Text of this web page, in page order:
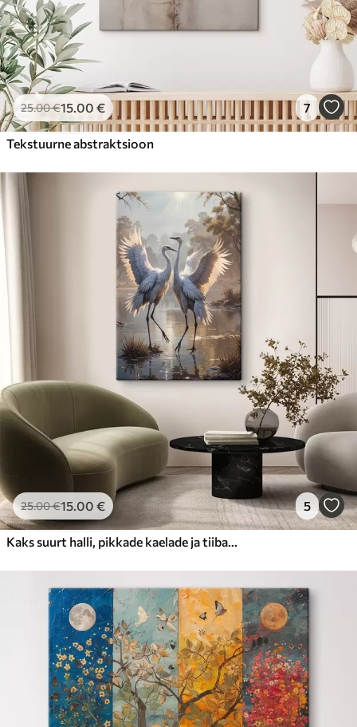
25.00€15.00 € 7
Tekstuurne abstraktsioon
25.00€15.00 € 5
Kaks suurt halli, pikkade kaelade ja tiibadega kraanat, mis seisavad puudest ümbritsetud udujärves